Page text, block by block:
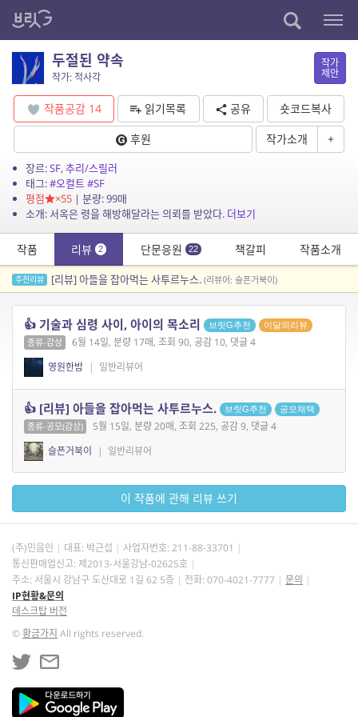
두절된 약속
작가: 적사각
작가
제안
작품공감 14 읽기목록 공유
숏코드복사
후원
작가소개 +
장르:SF,추리/스릴러
태그:#오컬트#SF
평점
×55| 분량: 99매
소개: 서옥은 령을 해방해달라는 의뢰를 받았다. 더보기
작품 리뷰 2 단문응원 22 책갈피 작품소개
추천리뷰 [리뷰] 아들을 잡아먹는 사투르누스. (리뷰어: 슬픈거북이)
👍 기술과 심령 사이, 아이의 목소리 브릿G추천 이달의리뷰
종류-감상
6월 14일, 분량 17매, 조회 90, 공감 10, 댓글 4
영원한밤 | 일반리뷰어
👍 [리뷰] 아들을 잡아먹는 사투르누스. 브릿G추천 공모채택
종류-공모(감상)
5월 15일, 분량 20매, 조회 225, 공감 9, 댓글 4
슬픈거북이
| 일반리뷰어
이 작품에 관해 리뷰 쓰기
(주)민음인 대표: 박근섭 사업자번호: 211-88-33701
통신판매업신고: 제2013-서울강남-02625호
주소: 서울시 강남구 도산대로 1길 62 5층
전화: 070-4021-7777
문의
IP현황&문의
데스크탑 버전
©황금가지 All rights reserved.